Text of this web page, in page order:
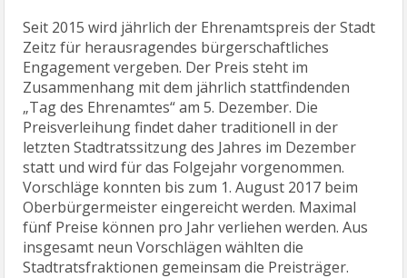
Seit 2015 wird jährlich der Ehrenamtspreis der Stadt
Zeitz für herausragendes bürgerschaftliches
Engagement vergeben. Der Preis steht im
Zusammenhang mit dem jährlich stattfindenden
„Tag des Ehrenamtes“ am 5. Dezember. Die
Preisverleihung findet daher traditionell in der
letzten Stadtratssitzung des Jahres im Dezember
statt und wird für das Folgejahr vorgenommen.
Vorschläge konnten bis zum 1. August 2017 beim
Oberbürgermeister eingereicht werden. Maximal
fünf Preise können pro Jahr verliehen werden. Aus
insgesamt neun Vorschlägen wählten die
Stadtratsfraktionen gemeinsam die Preisträger.